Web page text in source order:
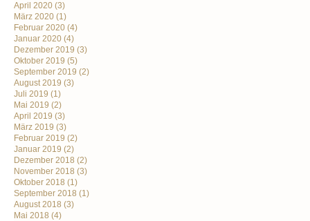
April 2020 (3)
März 2020 (1)
Februar 2020 (4)
Januar 2020 (4)
Dezember 2019 (3)
Oktober 2019 (5)
September 2019 (2)
August 2019 (3)
Juli 2019 (1)
Mai 2019 (2)
April 2019 (3)
März 2019 (3)
Februar 2019 (2)
Januar 2019 (2)
Dezember 2018 (2)
November 2018 (3)
Oktober 2018 (1)
September 2018 (1)
August 2018 (3)
Mai 2018 (4)